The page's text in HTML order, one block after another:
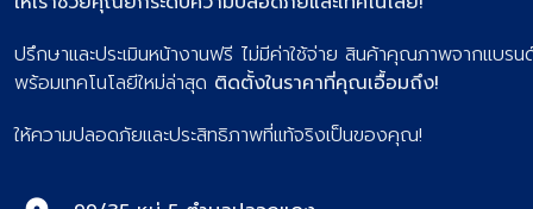
ให้เราช่วยคุณยกระดับความปลอดภัยและเทคโนโลยี!
ปรึกษาและประเมินหน้างานฟรี ไม่มีค่าใช้จ่าย สินค้าคุณภาพจากแบรน
พร้อมเทคโนโลยีใหม่ล่าสุด ติดตั้งในราคาที่คุณเอื้อมถึง!
ให้ความปลอดภัยและประสิทธิภาพที่แท้จริงเป็นของคุณ!